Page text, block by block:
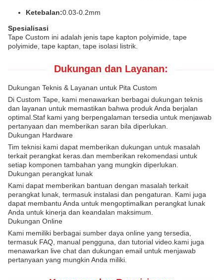
Ketebalan:0.03-0.2mm
Spesialisasi
Tape Custom ini adalah jenis tape kapton polyimide, tape
polyimide, tape kaptan, tape isolasi listrik.
Dukungan dan Layanan:
Dukungan Teknis & Layanan untuk Pita Custom
Di Custom Tape, kami menawarkan berbagai dukungan teknis
dan layanan untuk memastikan bahwa produk Anda berjalan
optimal.Staf kami yang berpengalaman tersedia untuk menjawab
pertanyaan dan memberikan saran bila diperlukan.
Dukungan Hardware
Tim teknisi kami dapat memberikan dukungan untuk masalah
terkait perangkat keras.dan memberikan rekomendasi untuk
setiap komponen tambahan yang mungkin diperlukan.
Dukungan perangkat lunak
Kami dapat memberikan bantuan dengan masalah terkait
perangkat lunak, termasuk instalasi dan pengaturan. Kami juga
dapat membantu Anda untuk mengoptimalkan perangkat lunak
Anda untuk kinerja dan keandalan maksimum.
Dukungan Online
Kami memiliki berbagai sumber daya online yang tersedia,
termasuk FAQ, manual pengguna, dan tutorial video.kami juga
menawarkan live chat dan dukungan email untuk menjawab
pertanyaan yang mungkin Anda miliki.